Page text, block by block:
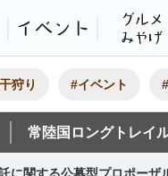
観光いばらき公式
モデルコーススポット
狩り #イベント
常陸国ロングトレイ